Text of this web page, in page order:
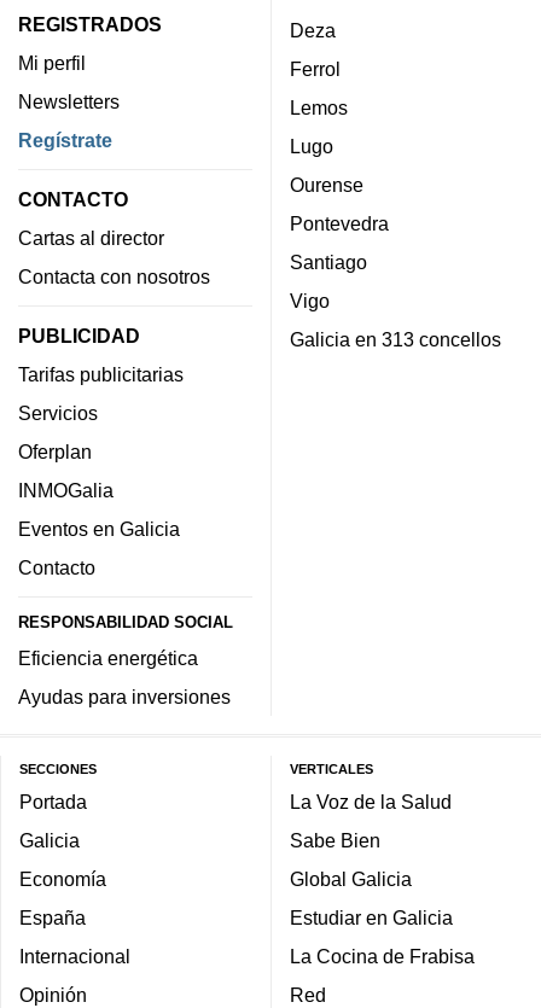
REGISTRADOS
Mi perfil
Newsletters
Regístrate
CONTACTO
Cartas al director
Contacta con nosotros
PUBLICIDAD
Tarifas publicitarias
Servicios
Oferplan
INMOGalia
Eventos en Galicia
Contacto
RESPONSABILIDAD SOCIAL
Eficiencia energética
Ayudas para inversiones
Deza
Ferrol
Lemos
Lugo
Ourense
Pontevedra
Santiago
Vigo
Galicia en 313 concellos
SECCIONES
Portada
Galicia
Economía
España
Internacional
Opinión
VERTICALES
La Voz de la Salud
Sabe Bien
Global Galicia
Estudiar en Galicia
La Cocina de Frabisa
Red